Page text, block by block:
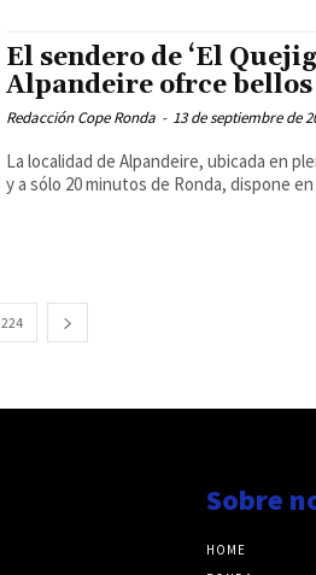
El sendero de ‘El
Alpandeire ofrce
Redacción Cope Ronda - 13 de septiembre de
La localidad de Alpandeire, ubicada en
y a sólo 20 minutos de Ronda, dispone
224
Sobre
HOME